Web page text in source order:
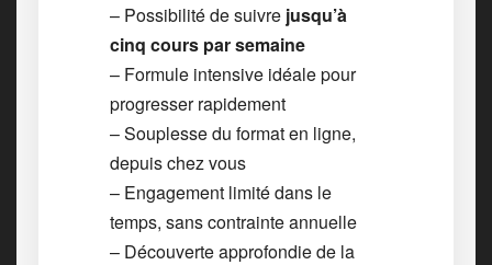
– Possibilité de suivre jusqu’à
cinq cours par semaine
– Formule intensive idéale pour
progresser rapidement
– Souplesse du format en ligne,
depuis chez vous
– Engagement limité dans le
temps, sans contrainte annuelle
– Découverte approfondie de la